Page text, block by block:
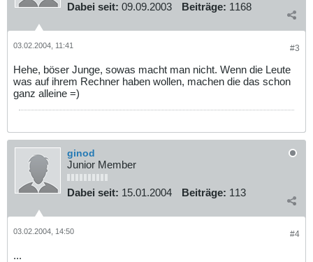
Dabei seit: 09.09.2003 Beiträge: 1168
#3
03.02.2004, 11:41
Hehe, böser Junge, sowas macht man nicht. Wenn die Leute
was auf ihrem Rechner haben wollen, machen die das schon
ganz alleine =)
ginod
Junior Member
Dabei seit: 15.01.2004 Beiträge: 113
#4
03.02.2004, 14:50
...